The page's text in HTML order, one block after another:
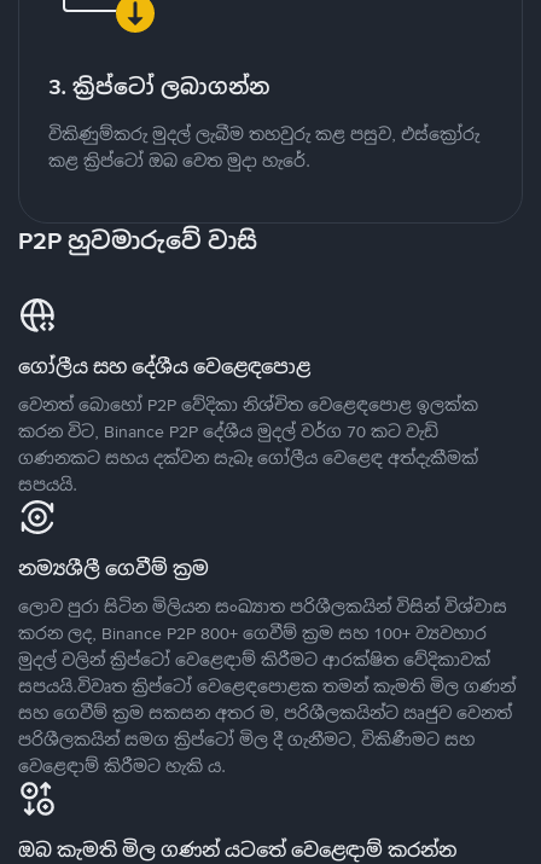
3. ක්‍රිප්ටෝ ලබාගන්න
විකිණුම්කරු මුදල් ලැබීම තහවුරු කළ පසුව, එස්ක්‍රෝරු
කළ ක්‍රිප්ටෝ ඔබ වෙත මුදා හැරේ.
P2P හුවමාරුවේ වාසි
ගෝලීය සහ දේශීය වෙළෙඳපොළ
වෙනත් බොහෝ P2P වේදිකා නිශ්චිත වෙළෙඳපොළ ඉලක්ක
කරන විට, Binance P2P දේශීය මුදල් වර්ග 70 කට වැඩි
ගණනකට සහය දක්වන සැබෑ ගෝලීය වෙළෙඳ අත්දැකීමක්
සපයයි.
නම්‍යශීලී ගෙවීම් ක්‍රම
ලොව පුරා සිටින මිලියන සංඛ්‍යාත පරිශීලකයින් විසින් විශ්වාස
කරන ලද, Binance P2P 800+ ගෙවීම් ක්‍රම සහ 100+ ව්‍යවහාර
මුදල් වලින් ක්‍රිප්ටෝ වෙළෙඳාම් කිරීමට ආරක්ෂිත වේදිකාවක්
සපයයි.විවෘත ක්‍රිප්ටෝ වෙළෙඳපොළක තමන් කැමති මිල ගණන්
සහ ගෙවීම් ක්‍රම සකසන අතර ම, පරිශීලකයින්ට ඍජුව වෙනත්
පරිශීලකයින් සමග ක්‍රිප්ටෝ මිල දී ගැනීමට, විකිණීමට සහ
වෙළෙඳාම් කිරීමට හැකි ය.
ඔබ කැමති මිල ගණන් යටතේ වෙළෙඳාම් කරන්න